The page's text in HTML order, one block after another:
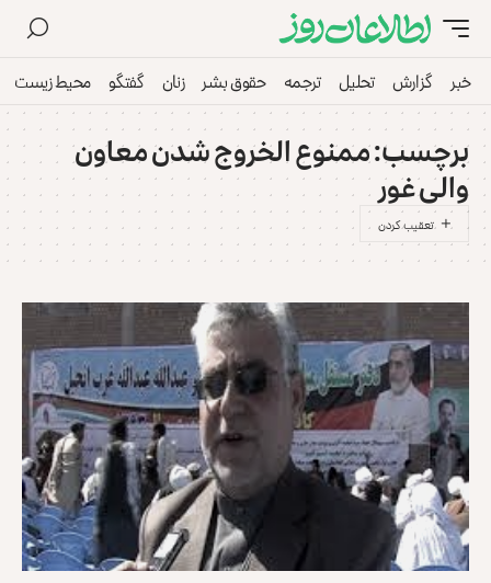
خبر گزارش تحلیل ترجمه حقوق بشر زنان گفتگو محیط زیست
برچسب:ممنوع الخروج شدن معاون
والی غور